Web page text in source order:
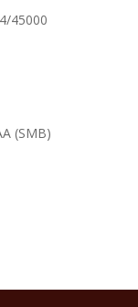
45000
(SMB)